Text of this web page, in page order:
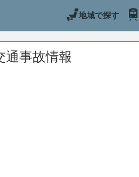
地域で探す
通事故情報